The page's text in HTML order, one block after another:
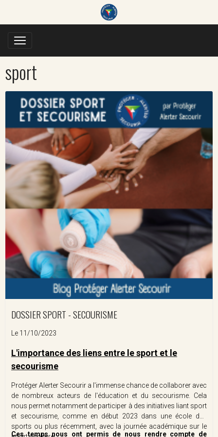
sport
DOSSIER SPORT - SECOURISME
Le 11/10/2023
L'importance des liens entre le sport et le
secourisme
Protéger Alerter Secourir a l'immense chance de collaborer avec
de nombreux acteurs de l'éducation et du secourisme. Cela
nous permet notamment de participer à des initiatives liant sport
et secourisme, comme en début 2023 dans une école des
sports ou plus récemment, avec la journée académique sur le
Ces temps nous ont permis de nous rendre compte de